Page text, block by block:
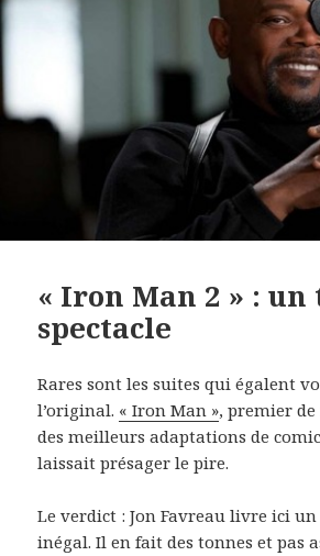
« Iron Man 2 » : un
spectacle
Rares sont les suites qui égalent
l’original. « Iron Man », premier
des meilleurs adaptations de
laissait présager le pire.
Le verdict : Jon Favreau livre ici
inégal. Il en fait des tonnes et pas